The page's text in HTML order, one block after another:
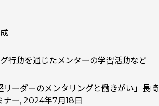
行動を通じたメンターの学習活動など
リーダーのメンタリングと働きがい」長
ナー, 2024年7月18日